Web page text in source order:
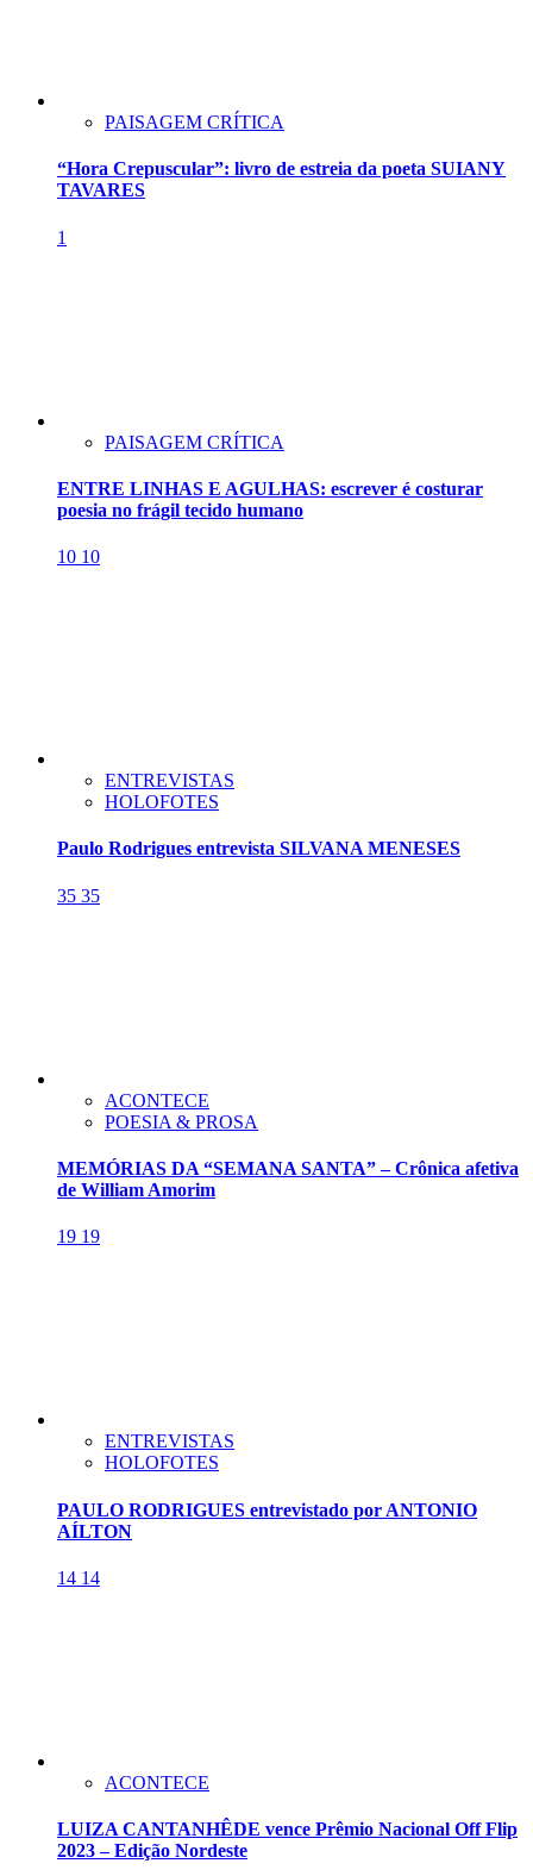
PAISAGEM CRÍTICA
“Hora Crepuscular”: livro de estreia da poeta SUIANY
TAVARES
1
PAISAGEM CRÍTICA
ENTRE LINHAS E AGULHAS: escrever é costurar
poesia no frágil tecido humano
10 10
ENTREVISTAS
HOLOFOTES
Paulo Rodrigues entrevista SILVANA MENESES
35 35
ACONTECE
POESIA & PROSA
MEMÓRIAS DA “SEMANA SANTA” – Crônica afetiva
de William Amorim
19 19
ENTREVISTAS
HOLOFOTES
PAULO RODRIGUES entrevistado por ANTONIO
AÍLTON
14 14
ACONTECE
LUIZA CANTANHÊDE vence Prêmio Nacional Off Flip
2023 – Edição Nordeste